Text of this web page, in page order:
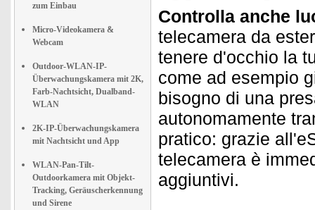
zum Einbau
Micro-Videokamera &
Webcam
Outdoor-WLAN-IP-
Überwachungskamera mit 2K,
Farb-Nachtsicht, Dualband-
WLAN
2K-IP-Überwachungskamera
mit Nachtsicht und App
WLAN-Pan-Tilt-
Outdoorkamera mit Objekt-
Tracking, Geräuscherkennung
und Sirene
Controlla anche
telecamera da
tenere d'occhio la
come ad esempio
bisogno di una
autonomamente
pratico: grazie
telecamera è
aggiuntivi.